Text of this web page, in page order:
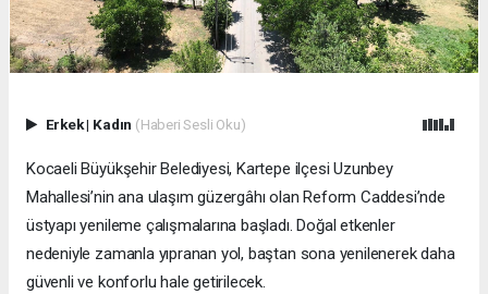
Erkek| Kadın (Haberi Sesli Oku)
Kocaeli Büyükşehir Belediyesi, Kartepe ilçesi Uzunbey
Mahallesi’nin ana ulaşım güzergâhı olan Reform Caddesi’nde
üstyapı yenileme çalışmalarına başladı. Doğal etkenler
nedeniyle zamanla yıpranan yol, baştan sona yenilenerek daha
güvenli ve konforlu hale getirilecek.